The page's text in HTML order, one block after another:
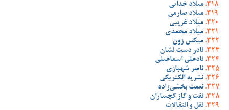
میلاد خدایی
میلاد صارمی
میلاد غریبی
میلاد محمدی
میکس زون
نادر دست نشان
نادعلی اسماعیلی
ناصر شهبازی
نشریه الکتریکی
نعمت بخشی‌زاده
نفت و گاز گچساران
نقل و انتقالات